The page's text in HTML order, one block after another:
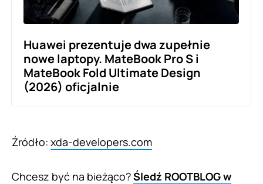
Huawei prezentuje dwa zupełnie
nowe laptopy. MateBook Pro S i
MateBook Fold Ultimate Design
(2026) oficjalnie
Źródło: xda-developers.com
Chcesz być na bieżąco?Śledź ROOTBLOG w